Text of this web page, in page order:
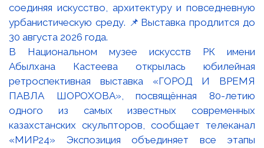
В Национальном музее искусств РК имени
Абылхана Кастеева открылась юбилейная
ретроспективная выставка «ГОРОД И ВРЕМЯ
ПАВЛА ШОРОХОВА», посвящённая 80-летию
одного из самых известных современных
казахстанских скульпторов, сообщает телеканал
«МИР24» Экспозиция объединяет все этапы